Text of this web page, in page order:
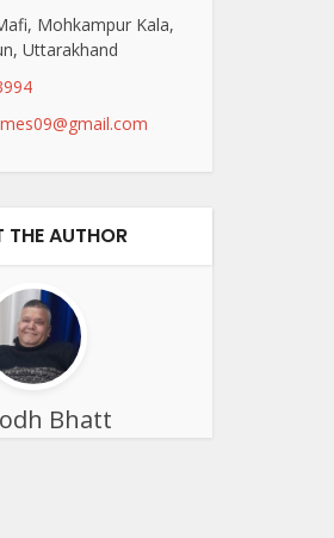
Mohkampur Kala,
Uttarakhand
THE AUTHOR
Bhatt